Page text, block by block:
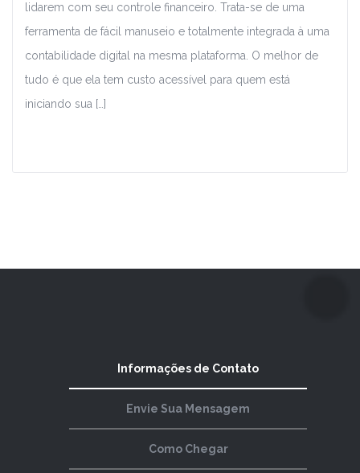
lidarem com seu controle financeiro. Trata-se de uma
ferramenta de fácil manuseio e totalmente integrada à uma
contabilidade digital na mesma plataforma. O melhor de
tudo é que ela tem custo acessível para quem está
iniciando sua […]
Informações de Contato
Envie Sua Mensagem
Como Chegar